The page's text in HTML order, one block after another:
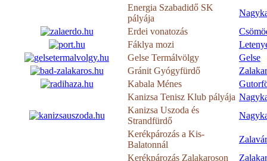
Energia Szabadidő SK
pályája
Erdei vonatozás
Fáklya mozi
Gelse Termálvölgy
Gelse
Gránit Gyógyfürdő
Kabala Ménes
Kanizsa Tenisz Klub pályája
Kanizsa Uszoda és
Strandfürdő
Kerékpározás a Kis-
Balatonnál
Zalavár
Kerékpározás Zalakaroson